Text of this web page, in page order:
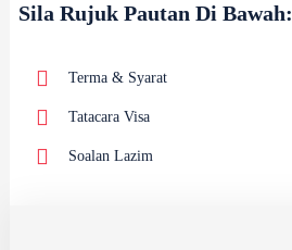
Sila Rujuk Pautan Di Bawah:
Terma & Syarat
Tatacara Visa
Soalan Lazim